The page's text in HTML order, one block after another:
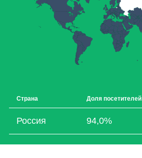
Страна Доля посетителей
Россия 94,0%